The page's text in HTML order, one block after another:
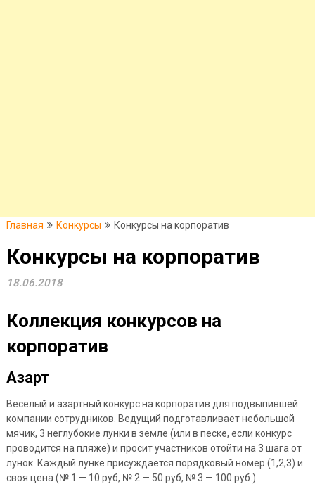
Главная Конкурсы Конкурсы на корпоратив
Конкурсы на корпоратив
18.06.2018
Коллекция конкурсов на
корпоратив
Азарт
Веселый и азартный конкурс на корпоратив для подвыпившей
компании сотрудников. Ведущий подготавливает небольшой
мячик, 3 неглубокие лунки в земле (или в песке, если конкурс
проводится на пляже) и просит участников отойти на 3 шага от
лунок. Каждый лунке присуждается порядковый номер (1,2,3) и
своя цена (№ 1 — 10 руб, № 2 — 50 руб, № 3 — 100 руб.).